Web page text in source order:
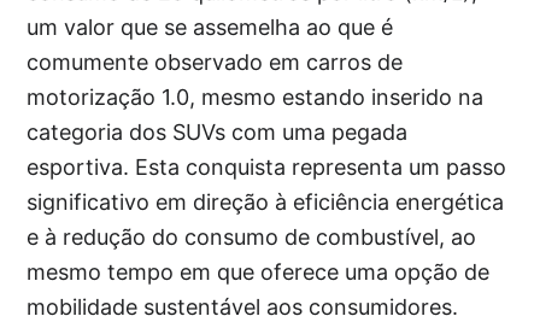
um valor que se assemelha ao que é
comumente observado em carros de
motorização 1.0, mesmo estando inserido na
categoria dos SUVs com uma pegada
esportiva. Esta conquista representa um passo
significativo em direção à eficiência energética
e à redução do consumo de combustível, ao
mesmo tempo em que oferece uma opção de
mobilidade sustentável aos consumidores.